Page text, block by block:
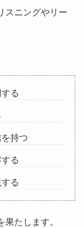
スニングやリー
る
持つ
る
る
たします。